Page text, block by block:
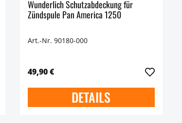
Wunderlich Schutzabdeckung für
Zündspule Pan America 1250
Art.-Nr. 90180-000
49,90 €
DETAILS